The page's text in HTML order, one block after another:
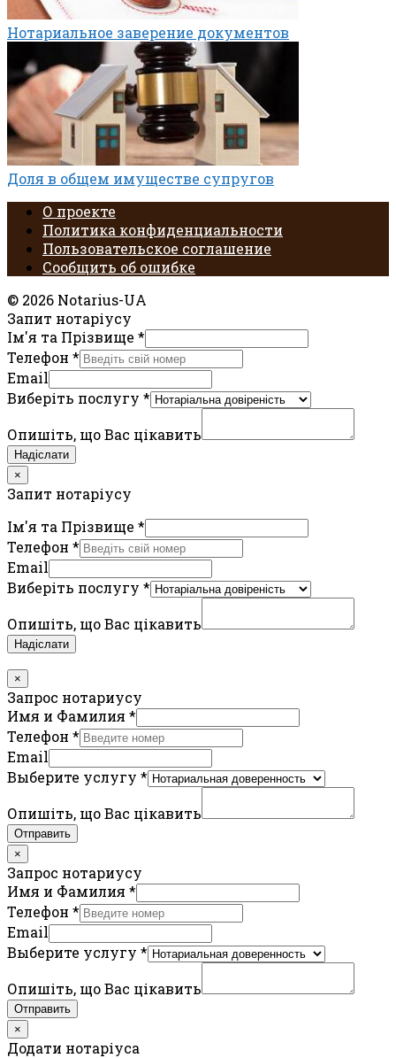
Нотариальное заверение документов
Доля в общем имуществе супругов
О проекте
Политика конфиденциальности
Пользовательское соглашение
Сообщить об ошибке
© 2026 Notarius-UA
Запит нотаріусу
Ім'я та Прізвище *
Телефон *
Email
Виберіть послугу *
Опишіть, що Вас цікавить
Надіслати
×
Запит нотаріусу
Ім'я та Прізвище *
Телефон *
Email
Виберіть послугу *
Опишіть, що Вас цікавить
Надіслати
×
Запрос нотариусу
Имя и Фамилия *
Телефон *
Email
Выберите услугу *
Опишіть, що Вас цікавить
Отправить
×
Запрос нотариусу
Имя и Фамилия *
Телефон *
Email
Выберите услугу *
Опишіть, що Вас цікавить
Отправить
×
Додати нотаріуса